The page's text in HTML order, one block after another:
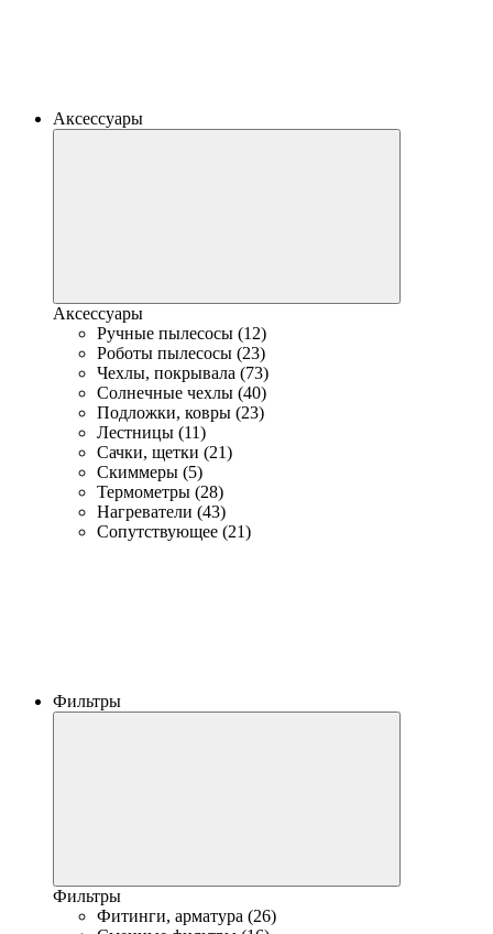
Аксессуары
Аксессуары
Ручные пылесосы (12)
Роботы пылесосы (23)
Чехлы, покрывала (73)
Солнечные чехлы (40)
Подложки, ковры (23)
Лестницы (11)
Сачки, щетки (21)
Скиммеры (5)
Термометры (28)
Нагреватели (43)
Сопутствующее (21)
Фильтры
Фильтры
Фитинги, арматура (26)